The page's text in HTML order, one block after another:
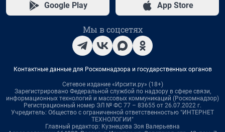
Google Play App Store
Мы в соцсетях
Контактные данные для Роскомнадзора и государственных органов
Сетевое издание «Ирсити.ру» (18+)
Зарегистрировано Федеральной службой по надзору в сфере связи,
информационных технологий и массовых коммуникаций (Роскомнадзор)
Регистрационный номер ЭЛ № ФС 77 – 83655 от 26.07.2022 г.
Учредитель: Общество с ограниченной ответственностью "ИНТЕРНЕТ
ТЕХНОЛОГИИ"
Главный редактор: Кузнецова Зоя Валерьевна